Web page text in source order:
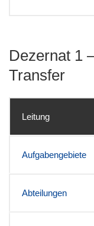
Dezernat 1
Transfer
Leitung
Aufgabengebiete
Abteilungen